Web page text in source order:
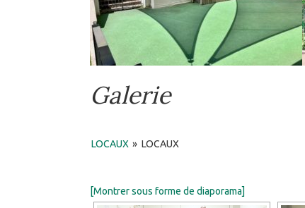
Galerie
LOCAUX » LOCAUX
[Montrer sous forme de diaporama]